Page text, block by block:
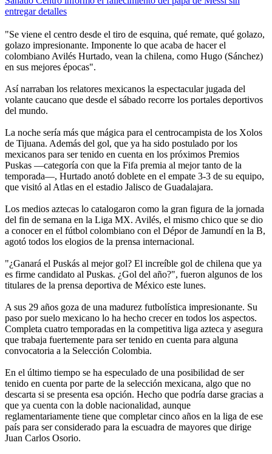
entregar detalles
"Se viene el centro desde el tiro de esquina, qué remate, qué golazo,
golazo impresionante. Imponente lo que acaba de hacer el
colombiano Avilés Hurtado, vean la chilena, como Hugo (Sánchez)
en sus mejores épocas".
Así narraban los relatores mexicanos la espectacular jugada del
volante caucano que desde el sábado recorre los portales deportivos
del mundo.
La noche sería más que mágica para el centrocampista de los Xolos
de Tijuana. Además del gol, que ya ha sido postulado por los
mexicanos para ser tenido en cuenta en los próximos Premios
Puskas —categoría con que la Fifa premia al mejor tanto de la
temporada—, Hurtado anotó doblete en el empate 3-3 de su equipo,
que visitó al Atlas en el estadio Jalisco de Guadalajara.
Los medios aztecas lo catalogaron como la gran figura de la jornada
del fin de semana en la Liga MX. Avilés, el mismo chico que se dio
a conocer en el fútbol colombiano con el Dépor de Jamundí en la B,
agotó todos los elogios de la prensa internacional.
"¿Ganará el Puskás al mejor gol? El increíble gol de chilena que ya
es firme candidato al Puskas. ¿Gol del año?", fueron algunos de los
titulares de la prensa deportiva de México este lunes.
A sus 29 años goza de una madurez futbolística impresionante. Su
paso por suelo mexicano lo ha hecho crecer en todos los aspectos.
Completa cuatro temporadas en la competitiva liga azteca y asegura
que trabaja fuertemente para ser tenido en cuenta para alguna
convocatoria a la Selección Colombia.
En el último tiempo se ha especulado de una posibilidad de ser
tenido en cuenta por parte de la selección mexicana, algo que no
descarta si se presenta esa opción. Hecho que podría darse gracias a
que ya cuenta con la doble nacionalidad, aunque
reglamentariamente tiene que completar cinco años en la liga de ese
país para ser considerado para la escuadra de mayores que dirige
Juan Carlos Osorio.